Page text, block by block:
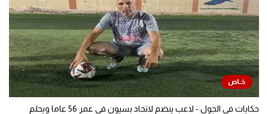
حكايات في الجول - لاعب ينضم لاتحاد بسيون في عمر 56 عاما ويحلم